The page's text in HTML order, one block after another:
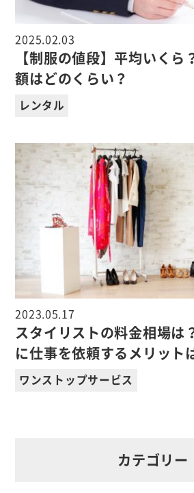
2025.02.03
【制服の値段】平均いくら
額はどのくらい？
レンタル
2023.05.17
スタイリストの料金相場は
に仕事を依頼するメリット
ワンストップサービス
カテゴリー